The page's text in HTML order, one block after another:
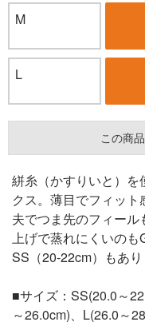
M
L
この商
絣糸（かすりいと）を
クス。薄目でフィッ
夫でつま先のフィー
上げで蒸れにくいのも
SS（20-22cm）もあり
■サイズ：SS(20.0～
～26.0cm)、L(26.0～